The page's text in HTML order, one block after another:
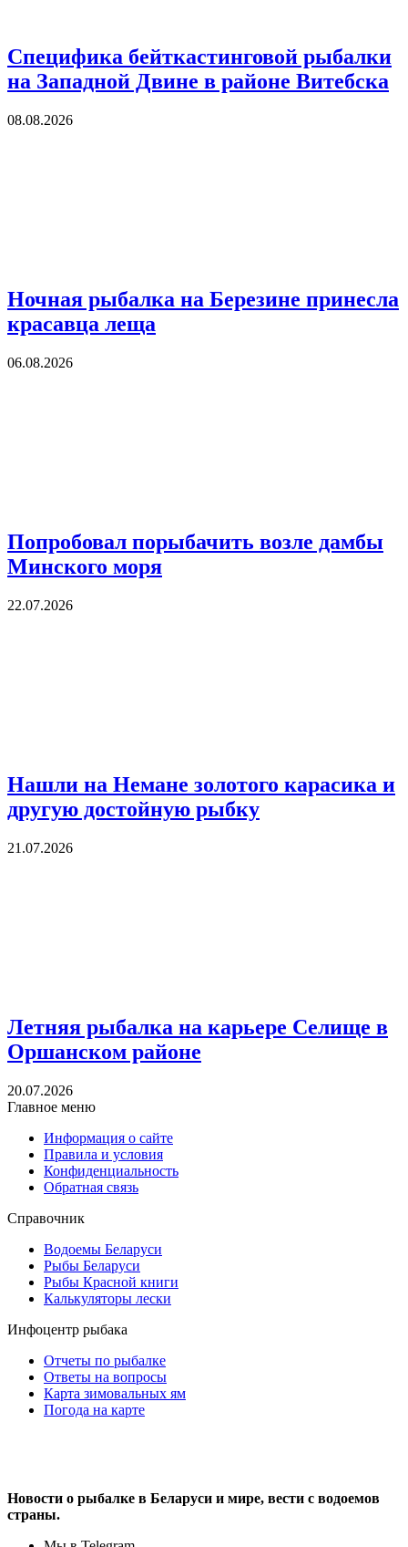
Специфика бейткастинговой рыбалки
на Западной Двине в районе Витебска
08.08.2026
Ночная рыбалка на Березине принесла
красавца леща
06.08.2026
Попробовал порыбачить возле дамбы
Минского моря
22.07.2026
Нашли на Немане золотого карасика и
другую достойную рыбку
21.07.2026
Летняя рыбалка на карьере Селище в
Оршанском районе
20.07.2026
Главное меню
Информация о сайте
Правила и условия
Конфиденциальность
Обратная связь
Справочник
Водоемы Беларуси
Рыбы Беларуси
Рыбы Красной книги
Калькуляторы лески
Инфоцентр рыбака
Отчеты по рыбалке
Ответы на вопросы
Карта зимовальных ям
Погода на карте
Новости о рыбалке в Беларуси и мире, вести с водоемов
страны.